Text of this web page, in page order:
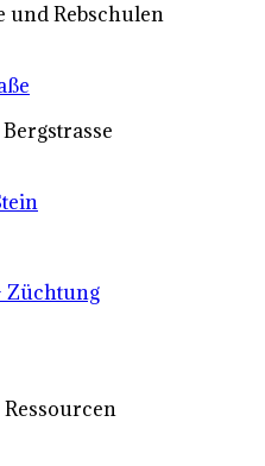
und Rebschulen
Züchtung